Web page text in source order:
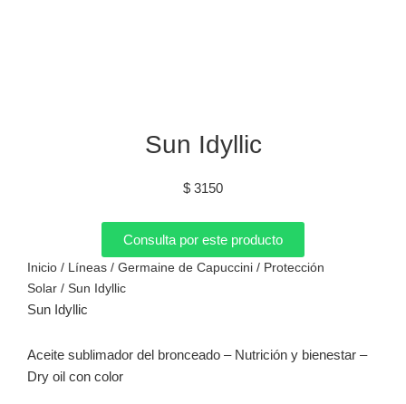
Sun Idyllic
$ 3150
Consulta por este producto
Inicio / Líneas / Germaine de Capuccini / Protección
Solar / Sun Idyllic
Sun Idyllic
Aceite sublimador del bronceado – Nutrición y bienestar –
Dry oil con color